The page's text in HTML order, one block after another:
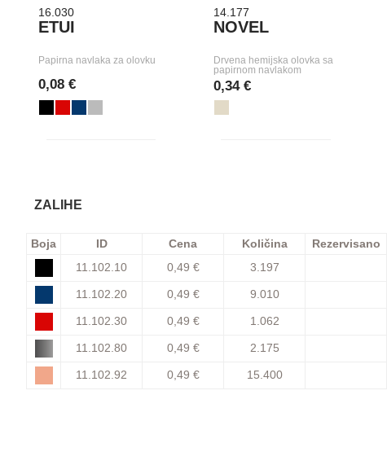
16.030
ETUI
Papirna navlaka za olovku
0,08 €
14.177
NOVEL
Drvena hemijska olovka sa
papirnom navlakom
0,34 €
ZALIHE
Boja ID Cena Količina Rezervisano
11.102.10
0,49 € 3.197
11.102.20 0,49 € 9.010
11.102.30 0,49 € 1.062
11.102.80 0,49 € 2.175
11.102.92 0,49 € 15.400